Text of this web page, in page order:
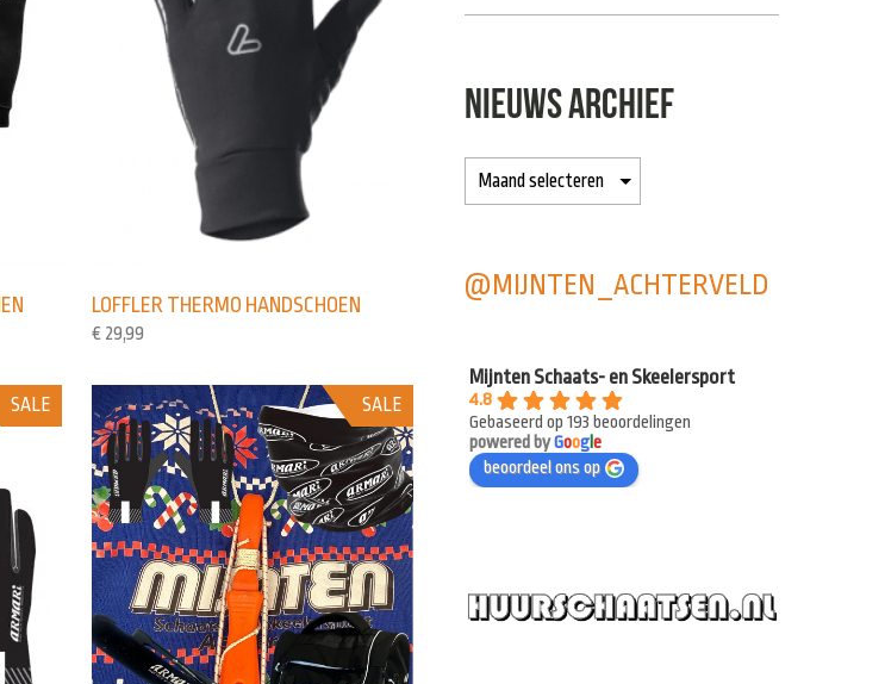
LOFFLER THERMO HANDSCHOEN
€ 29,99
SALE SALE
NIEUWS ARCHIEF
@MIJNTEN_ACHTERVELD
Mijnten Schaats- en Skeelersport
4.8
Gebaseerd op 193 beoordelingen
powered byGoogle
beoordeel ons op